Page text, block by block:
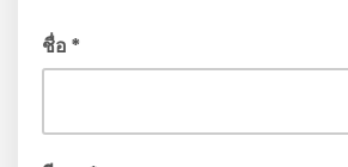
ชื่อ *